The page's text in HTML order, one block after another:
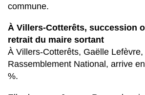
commune.
À Villers-Cotterêts, succession
retrait du maire sortant
À Villers-Cotterêts, Gaëlle Lefèvre,
Rassemblement National , arrive
%.